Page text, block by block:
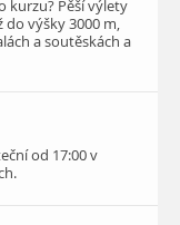
kurzu? Pěší výlety
výšky 3000 m,
a soutěskách a
od 17:00 v